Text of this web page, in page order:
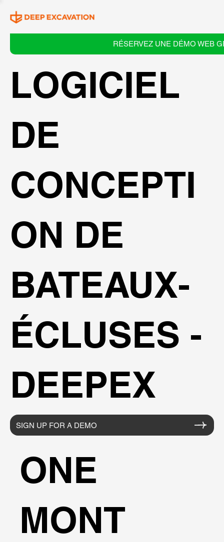
RÉSERVEZ UNE DÉMO WEB
LOGICIEL
DE
CONCEPTI
ON DE
BATEAUX-
ÉCLUSES -
DEEPEX
SIGN UP FOR A DEMO
ONE
MONT